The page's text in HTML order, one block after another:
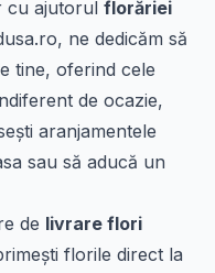
cu ajutorul florăriei
ne dedicăm să
tine, oferind cele
de ocazie,
aranjamentele
sau să aducă un
de livrare flori
florile direct la